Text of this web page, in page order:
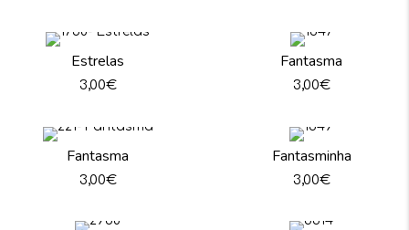
Estrelas
3,00€
Fantasma
3,00€
Fantasma
3,00€
Fantasminha
3,00€